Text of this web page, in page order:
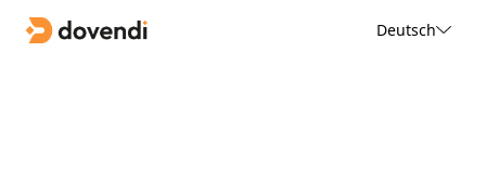
Deutsch